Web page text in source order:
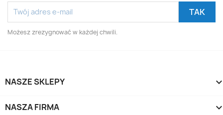
Możesz zrezygnować w każdej chwili.
NASZE SKLEPY
NASZA FIRMA